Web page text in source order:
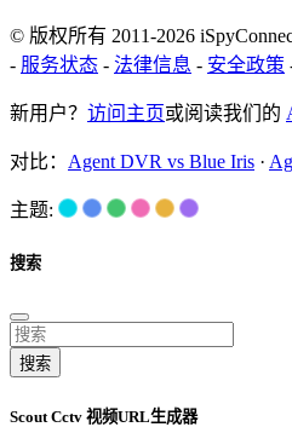
© 版权所有 2011-2026
- 服务状态 - 法律信息 - 安全政策
新用户？ 访问主页或阅读我们的
对比： Agent DVR vs Blue Iris ·
主题:
搜索
搜索
Scout Cctv 视频URL生成器